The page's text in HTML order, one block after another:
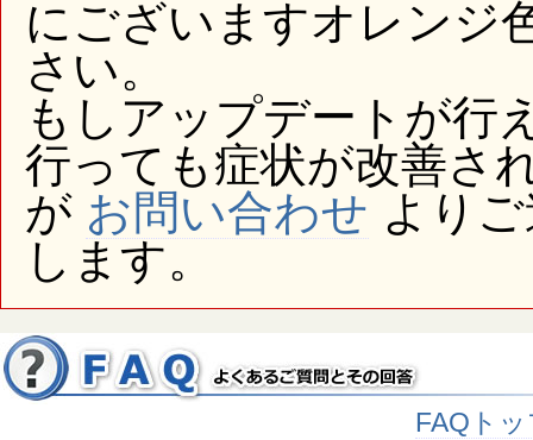
にございますオレンジ
さい。
もしアップデートが行
行っても症状が改善さ
が お問い合わせ より
します。
FAQト